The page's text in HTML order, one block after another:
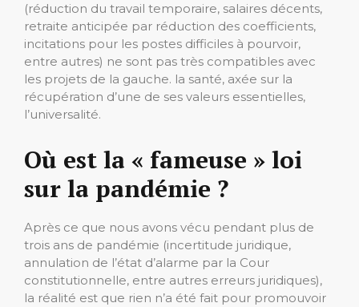
(réduction du travail temporaire, salaires décents,
retraite anticipée par réduction des coefficients,
incitations pour les postes difficiles à pourvoir,
entre autres) ne sont pas très compatibles avec
les projets de la gauche. la santé, axée sur la
récupération d’une de ses valeurs essentielles,
l’universalité.
Où est la « fameuse » loi
sur la pandémie ?
Après ce que nous avons vécu pendant plus de
trois ans de pandémie (incertitude juridique,
annulation de l’état d’alarme par la Cour
constitutionnelle, entre autres erreurs juridiques),
la réalité est que rien n’a été fait pour promouvoir